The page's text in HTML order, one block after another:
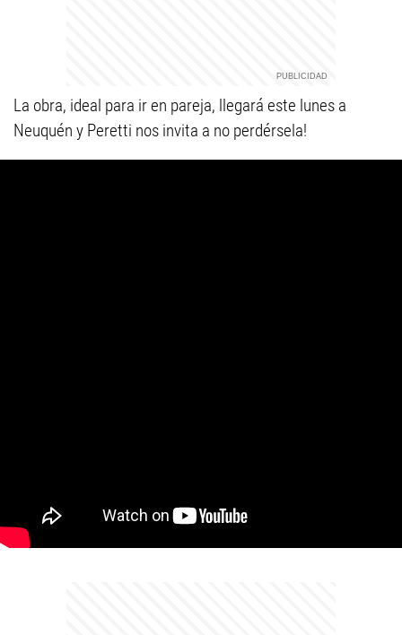
La obra, ideal para ir en pareja, llegará este lunes a
Neuquén y Peretti nos invita a no perdérsela!